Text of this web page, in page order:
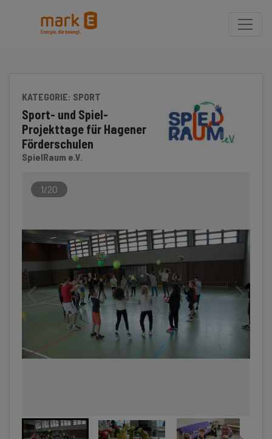
Klicken Sie, um die Navigation zu überspringen und zum Hauptteil
KATEGORIE: SPORT
Sport- und Spiel-
Projekttage für Hagener
Förderschulen
SpielRaum e.V.
1/20